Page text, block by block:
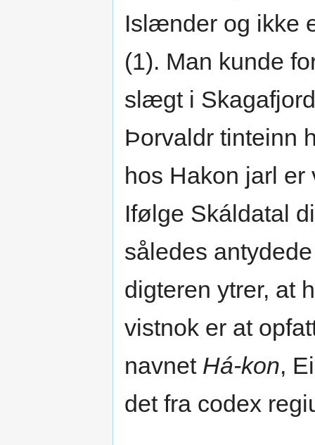
Islænder og ikke
(1). Man kunde
slægt i
Þorvaldr tinteinn
hos Hakon jarl
Ifølge Skáldatal
således
digteren ytrer, at
vistnok er at
navnet Há-kon,
det fra codex